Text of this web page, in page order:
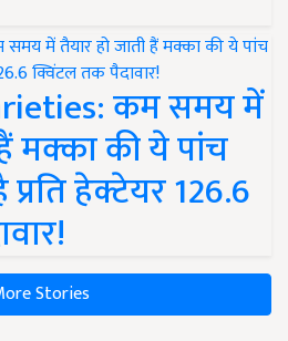
कम समय में
मक्का की ये पांच
हेक्टेयर 126.6
Stories